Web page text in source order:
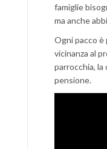
famiglie
ma anche
Ogni pacco
vicinanza al
parrocchia,
pensione.